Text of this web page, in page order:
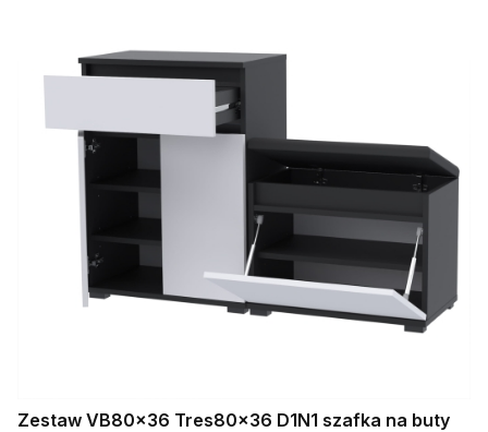
Zestaw VB80x36 Tres80x36 D1N1 szafka na buty